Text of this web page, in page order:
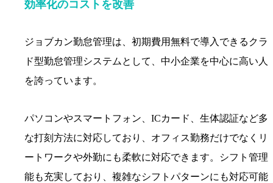
効率化のコストを改善
ジョブカン勤怠管理は、初期費用無料で導入できるクラ
ド型勤怠管理システムとして、中小企業を中心に高い人
を誇っています。
パソコンやスマートフォン、ICカード、生体認証など多
な打刻方法に対応しており、オフィス勤務だけでなくリ
ートワークや外勤にも柔軟に対応できます。シフト管理
能も充実しており、複雑なシフトパターンにも対応可能